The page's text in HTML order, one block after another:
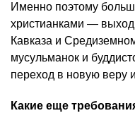
Именно поэтому
христианками —
Кавказа и
мусульманок и
переход в новую веру
Какие еще